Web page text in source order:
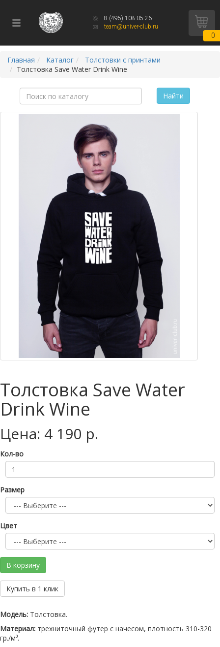
8 (495) 108-05-26
team@univer-club.ru
0
Главная Каталог
Толстовки с принтами
Толстовка Save Water Drink Wine
Найти
Толстовка Save Water
Drink Wine
Цена: 4 190 р.
Кол-во
Размер
Цвет
В корзину
Купить в 1 клик
Модель: Толстовка.
Материал: трехниточный футер с начесом, плотность 310-320
гр./м³.